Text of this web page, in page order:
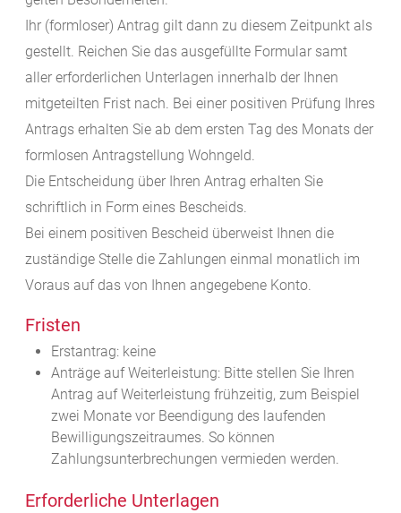
Ihr (formloser) Antrag gilt dann zu diesem Zeitpunkt als
gestellt. Reichen Sie das ausgefüllte Formular samt
aller erforderlichen Unterlagen innerhalb der Ihnen
mitgeteilten Frist nach. Bei einer positiven Prüfung Ihres
Antrags erhalten Sie ab dem ersten Tag des Monats der
formlosen Antragstellung Wohngeld.
Die Entscheidung über Ihren Antrag erhalten Sie
schriftlich in Form eines Bescheids.
Bei einem positiven Bescheid überweist Ihnen die
zuständige Stelle die Zahlungen einmal monatlich im
Voraus auf das von Ihnen angegebene Konto.
Fristen
Erstantrag: keine
Anträge auf Weiterleistung: Bitte stellen Sie Ihren
Antrag auf Weiterleistung frühzeitig, zum Beispiel
zwei Monate vor Beendigung des laufenden
Bewilligungszeitraumes. So können
Zahlungsunterbrechungen vermieden werden.
Erforderliche Unterlagen